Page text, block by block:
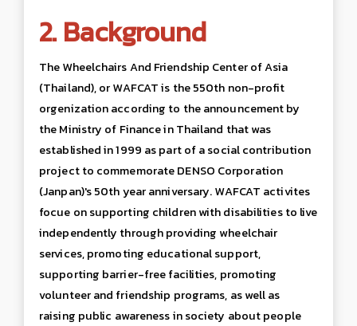
2. Background
The Wheelchairs And Friendship Center of Asia
(Thailand), or WAFCAT is the 550th non-profit
orgenization according to the announcement by
the Ministry of Finance in Thailand that was
established in 1999 as part of a social contribution
project to commemorate DENSO Corporation
(Janpan)'s 50th year anniversary. WAFCAT activites
focue on supporting children with disabilities to live
independently through providing wheelchair
services, promoting educational support,
supporting barrier-free facilities, promoting
volunteer and friendship programs, as well as
raising public awareness in society about people